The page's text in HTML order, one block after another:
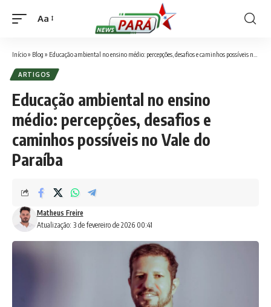
Font
Aa
Início» Blog » Educação ambiental no ensino médio: percepções, desafios e caminhos possíveis no Vale do Paraíba
ARTIGOS
Educação ambiental no ensino
médio: percepções, desafios e
caminhos possíveis no Vale do
Paraíba
Atualização: 3 de fevereiro de 2026 00:41
Matheus Freire